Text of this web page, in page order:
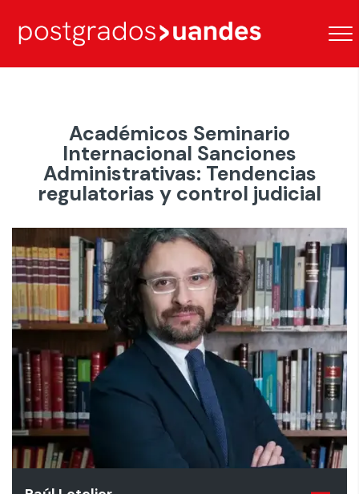
Académicos Seminario
Internacional Sanciones
Administrativas: Tendencias
regulatorias y control judicial